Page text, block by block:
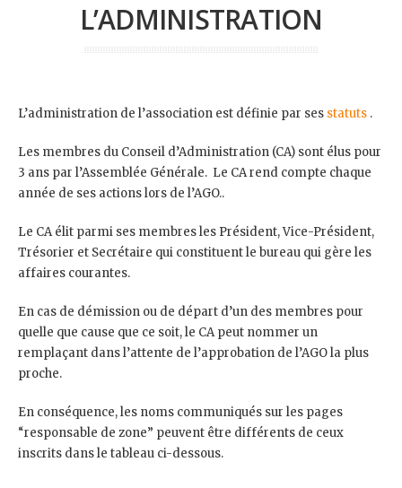
L’ADMINISTRATION
L’administration de l’association est définie par ses statuts .
Les membres du Conseil d’Administration (CA) sont élus pour
3 ans par l’Assemblée Générale. Le CA rend compte chaque
année de ses actions lors de l’AGO..
Le CA élit parmi ses membres les Président, Vice-Président,
Trésorier et Secrétaire qui constituent le bureau qui gère les
affaires courantes.
En cas de démission ou de départ d’un des membres pour
quelle que cause que ce soit, le CA peut nommer un
remplaçant dans l’attente de l’approbation de l’AGO la plus
proche.
En conséquence, les noms communiqués sur les pages
“responsable de zone” peuvent être différents de ceux
inscrits dans le tableau ci-dessous.